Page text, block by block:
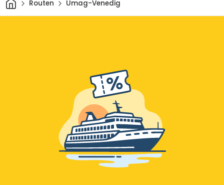
Routen Umag-Venedig